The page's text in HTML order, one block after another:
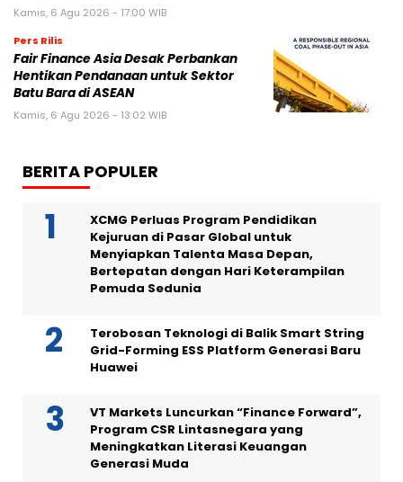
Kamis, 6 Agu 2026 - 17:00 WIB
Pers Rilis
Fair Finance Asia Desak Perbankan
Hentikan Pendanaan untuk Sektor
Batu Bara di ASEAN
Kamis, 6 Agu 2026 - 13:02 WIB
BERITA POPULER
XCMG Perluas Program Pendidikan
Kejuruan di Pasar Global untuk
Menyiapkan Talenta Masa Depan,
Bertepatan dengan Hari Keterampilan
Pemuda Sedunia
Terobosan Teknologi di Balik Smart String
Grid-Forming ESS Platform Generasi Baru
Huawei
VT Markets Luncurkan “Finance Forward”,
Program CSR Lintasnegara yang
Meningkatkan Literasi Keuangan
Generasi Muda